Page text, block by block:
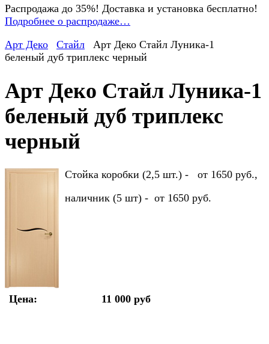
Распродажа до 35%! Доставка и установка бесплатно!
Подробнее о распродаже…
Арт Деко
Стайл
Арт Деко Стайл Луника-1
беленый дуб триплекс черный
Арт Деко Стайл Луника-1
беленый дуб триплекс
черный
Стойка коробки (2,5 шт.) - от 1650 руб.,
наличник (5 шт) - от 1650 руб.
Цена: 11 000 руб